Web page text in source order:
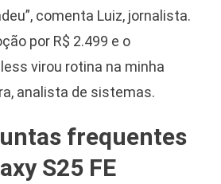
comenta Luiz, jornalista.
por R$ 2.499 e o
virou rotina na minha
analista de sistemas.
frequentes
S25 FE